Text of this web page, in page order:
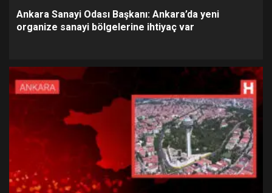
Ankara Sanayi Odası Başkanı: Ankara’da yeni
organize sanayi bölgelerine ihtiyaç var